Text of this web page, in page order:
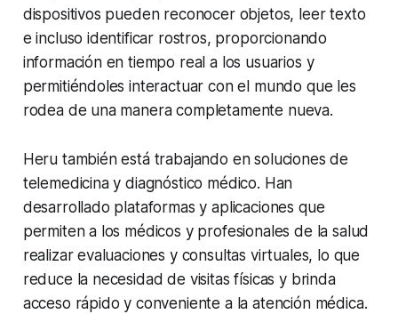
dispositivos pueden reconocer objetos, leer texto
e incluso identificar rostros, proporcionando
información en tiempo real a los usuarios y
permitiéndoles interactuar con el mundo que les
rodea de una manera completamente nueva.
Heru también está trabajando en soluciones de
telemedicina y diagnóstico médico. Han
desarrollado plataformas y aplicaciones que
permiten a los médicos y profesionales de la salud
realizar evaluaciones y consultas virtuales, lo que
reduce la necesidad de visitas físicas y brinda
acceso rápido y conveniente a la atención médica.